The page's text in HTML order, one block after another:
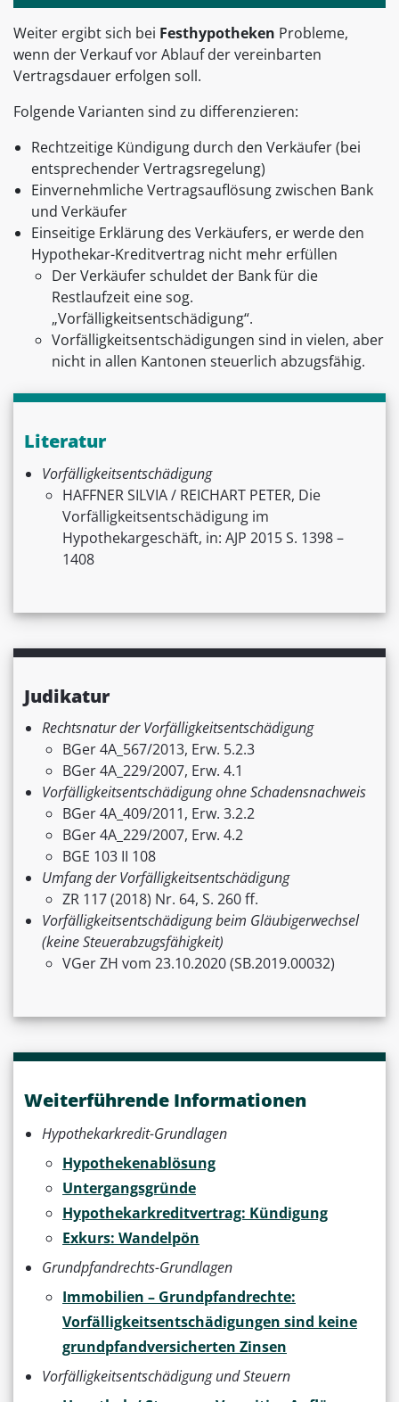
Weiter ergibt sich bei Festhypotheken Probleme,
wenn der Verkauf vor Ablauf der vereinbarten
Vertragsdauer erfolgen soll.
Folgende Varianten sind zu differenzieren:
Rechtzeitige Kündigung durch den Verkäufer (bei
entsprechender Vertragsregelung)
Einvernehmliche Vertragsauflösung zwischen Bank
und Verkäufer
Einseitige Erklärung des Verkäufers, er werde den
Hypothekar-Kreditvertrag nicht mehr erfüllen
Der Verkäufer schuldet der Bank für die
Restlaufzeit eine sog.
„Vorfälligkeitsentschädigung“.
Vorfälligkeitsentschädigungen sind in vielen, aber
nicht in allen Kantonen steuerlich abzugsfähig.
Literatur
Vorfälligkeitsentschädigung
HAFFNER SILVIA / REICHART PETER, Die
Vorfälligkeitsentschädigung im
Hypothekargeschäft, in: AJP 2015 S. 1398 –
1408
Judikatur
Rechtsnatur der Vorfälligkeitsentschädigung
BGer 4A_567/2013, Erw. 5.2.3
BGer 4A_229/2007, Erw. 4.1
Vorfälligkeitsentschädigung ohne Schadensnachweis
BGer 4A_409/2011, Erw. 3.2.2
BGer 4A_229/2007, Erw. 4.2
BGE 103 II 108
Umfang der Vorfälligkeitsentschädigung
ZR 117 (2018) Nr. 64, S. 260 ff.
Vorfälligkeitsentschädigung beim Gläubigerwechsel
(keine Steuerabzugsfähigkeit)
VGer ZH vom 23.10.2020 (SB.2019.00032)
Weiterführende Informationen
Hypothekarkredit-Grundlagen
Hypothekenablösung
Untergangsgründe
Hypothekarkreditvertrag: Kündigung
Exkurs: Wandelpön
Grundpfandrechts-Grundlagen
Immobilien – Grundpfandrechte:
Vorfälligkeitsentschädigungen sind keine
grundpfandversicherten Zinsen
Vorfälligkeitsentschädigung und Steuern